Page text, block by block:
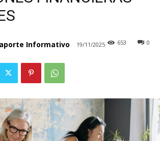
Informativo 19/11/2025 0
653